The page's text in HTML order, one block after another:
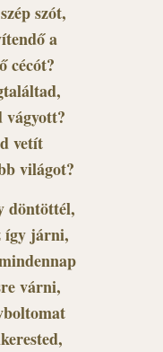
szót,
a
cécót?
vágyott?
vetít
világot?
döntöttél,
így járni,
várni,